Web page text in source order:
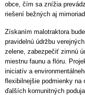
obce, čím sa znížia
riešení bežných aj
Získaním malotraktora
pravidelnú údržbu
zelene, zabezpečiť zimnú
miestnu faunu a flóru.
iniciatív a
flexibilnejšie podmienky na
ďalších komunitných